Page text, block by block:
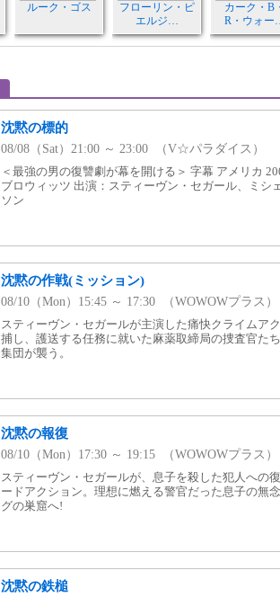
ルーク・ゴス
フローリン・ピ
エルジ…
カーク・B
R・ウォ
沈黙の標的
08/08（Sat）21:00 ～ 23:00 （V☆パラダイス）
＜最強の男の復讐劇が幕を開ける＞ 字幕 アメリカ
ブロウィッツ 出演：スティーヴン・セガール、ミシ
ソン
沈黙の作戦(ミッション)
08/10（Mon）15:45 ～ 17:30 （WOWOWプラス）
スティーヴン・セガールが主演した痛快クライムア
捕し、護送する任務に就いた麻薬取締局の捜査官た
集団が襲う。
沈黙の報復
08/10（Mon）17:30 ～ 19:15 （WOWOWプラス）
スティーヴン・セガールが、息子を殺した犯人への
ードアクション。理想に燃える警官だった息子の無
グの巣窟へ!
沈黙の鉄槌